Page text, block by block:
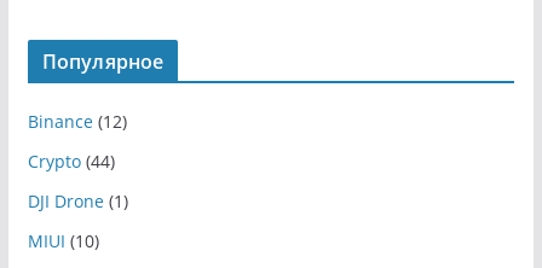
Популярное
Binance(12)
Crypto(44)
DJI Drone(1)
MIUI (10)